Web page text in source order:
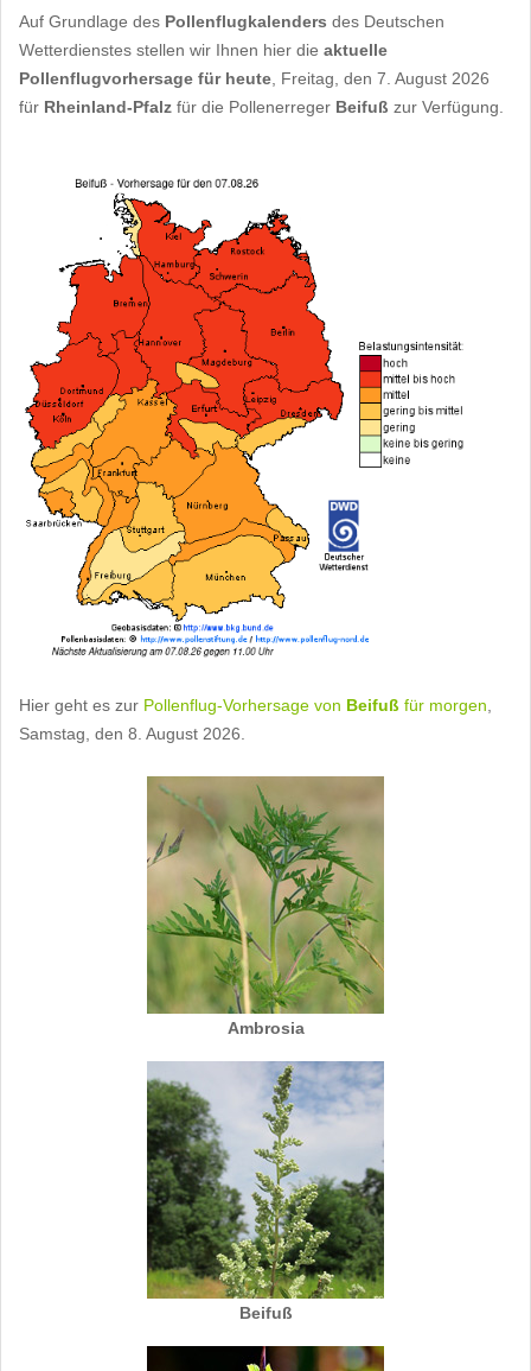
Auf Grundlage des Pollenflugkalenders des Deutschen
Wetterdienstes stellen wir Ihnen hier die aktuelle
Pollenflugvorhersage für heute , Freitag, den 7. August 2026
für Rheinland-Pfalz für die Pollenerreger Beifuß zur Verfügung.
Hier geht es zur Pollenflug-Vorhersage von Beifuß für morgen
Samstag, den 8. August 2026.
Ambrosia
Beifuß